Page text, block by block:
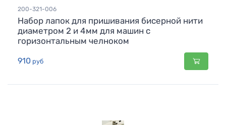
200-321-006
Набор лапок для пришивания бисерной нити
диаметром 2 и 4мм для машин с
горизонтальным челноком
910 руб